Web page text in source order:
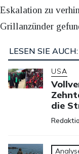
Eskalation zu
Grillanzünder
LESEN SIE AUCH:
USA
die